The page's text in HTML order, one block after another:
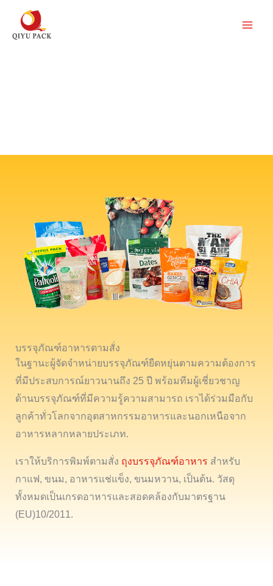
บรรจุภัณฑ์อาหารตามสั่ง
ในฐานะผู้จัดจำหน่ายบรรจุภัณฑ์ยืดหยุ่นตามความต้องการ
ที่มีประสบการณ์ยาวนานถึง 25 ปี พร้อมทีมผู้เชี่ยวชาญ
ด้านบรรจุภัณฑ์ที่มีความรู้ความสามารถ เราได้ร่วมมือกับ
ลูกค้าทั่วโลกจากอุตสาหกรรมอาหารและนอกเหนือจาก
อาหารหลากหลายประเภท.
เราให้บริการพิมพ์ตามสั่ง ถุงบรรจุภัณฑ์อาหาร สำหรับ
กาแฟ, ขนม, อาหารแช่แข็ง, ขนมหวาน, เป็นต้น. วัสดุ
ทั้งหมดเป็นเกรดอาหารและสอดคล้องกับมาตรฐาน
(EU)10/2011.